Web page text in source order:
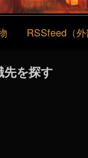
RSSfeed（外
先を探す